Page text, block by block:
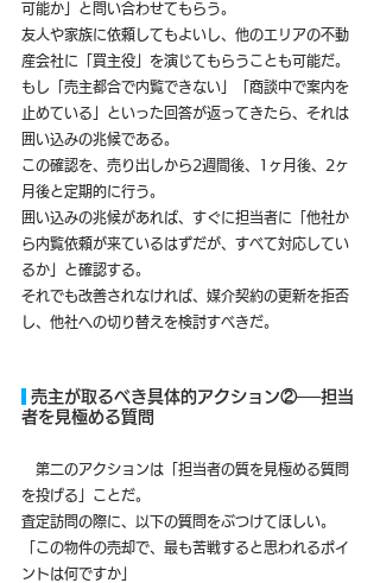
可能か」と問い合わせてもらう。
友人や家族に依頼してもよいし、他のエリアの不動
産会社に「買主役」を演じてもらうことも可能だ。
もし「売主都合で内覧できない」「商談中で案内を
止めている」といった回答が返ってきたら、それは
囲い込みの兆候である。
この確認を、売り出しから2週間後、1ヶ月後、2ヶ
月後と定期的に行う。
囲い込みの兆候があれば、すぐに担当者に「他社か
ら内覧依頼が来ているはずだが、すべて対応してい
るか」と確認する。
それでも改善されなければ、媒介契約の更新を拒否
し、他社への切り替えを検討すべきだ。
売主が取るべき具体的アクション②──担当
者を見極める質問
第二のアクションは「担当者の質を見極める質問
を投げる」ことだ。
査定訪問の際に、以下の質問をぶつけてほしい。
「この物件の売却で、最も苦戦すると思われるポイ
ントは何ですか」